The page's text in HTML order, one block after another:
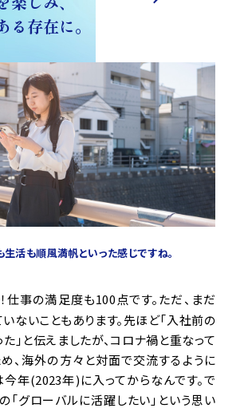
る存在に。
生活も順風満帆といった感じですね。
仕事の満足度も100点です。ただ、まだ
ないこともあります。先ほど「入社前の
」と伝えましたが、コロナ禍と重なって
め、海外の方々と対面で交流するように
今年(2023年)に入ってからなんです。で
「グローバルに活躍したい」という思い